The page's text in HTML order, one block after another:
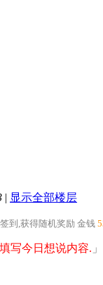
| 显示全部楼层
到,获得随机奖励 金钱
写今日想说内容.